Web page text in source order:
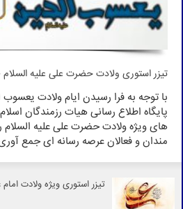
تیزر استوری ولادت حضرت علی علیه السلام 1400
با توجه به فرا رسیدن ایام ولادت یعسوب
پایگاه اطلاع رسانی هیات رزمندگان
های ویژه ولادت حضرت علی علیه السلام
مندان و فعالان عرصه رسانه ای جمع
تیزر استوری ویژه ولادت